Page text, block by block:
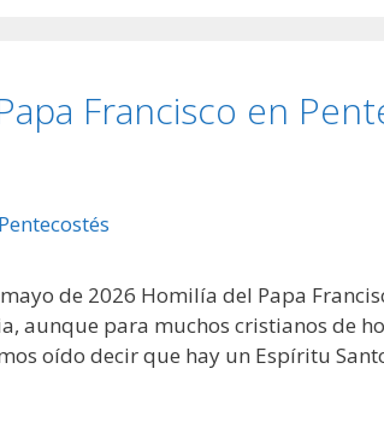
Francisco en
de 2026 Homilía del Papa
aunque para muchos cristianos de
oído decir que hay un Espíritu